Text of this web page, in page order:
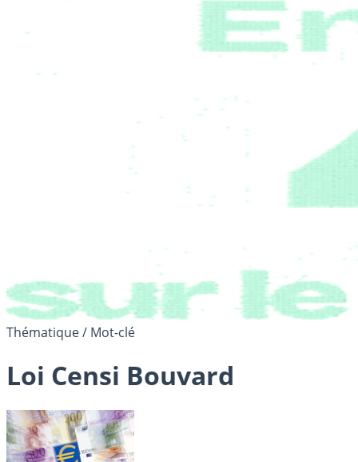
Thématique / Mot-clé
Loi Censi Bouvard